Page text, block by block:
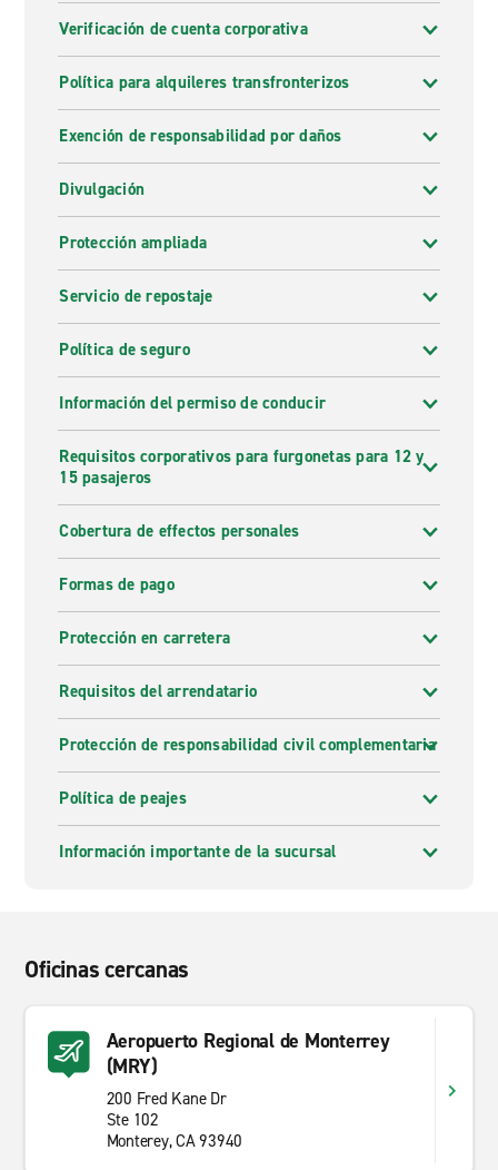
Verificación de cuenta corporativa
Política para alquileres transfronterizos
Exención de responsabilidad por daños
Divulgación
Protección ampliada
Servicio de repostaje
Política de seguro
Información del permiso de conducir
Requisitos corporativos para furgonetas para 12 y
15 pasajeros
Cobertura de effectos personales
Formas de pago
Protección en carretera
Requisitos del arrendatario
Protección de responsabilidad civil complementaria
Política de peajes
Información importante de la sucursal
Oficinas cercanas
Aeropuerto Regional de Monterrey
(MRY)
200 Fred Kane Dr
Ste 102
Monterey, CA 93940